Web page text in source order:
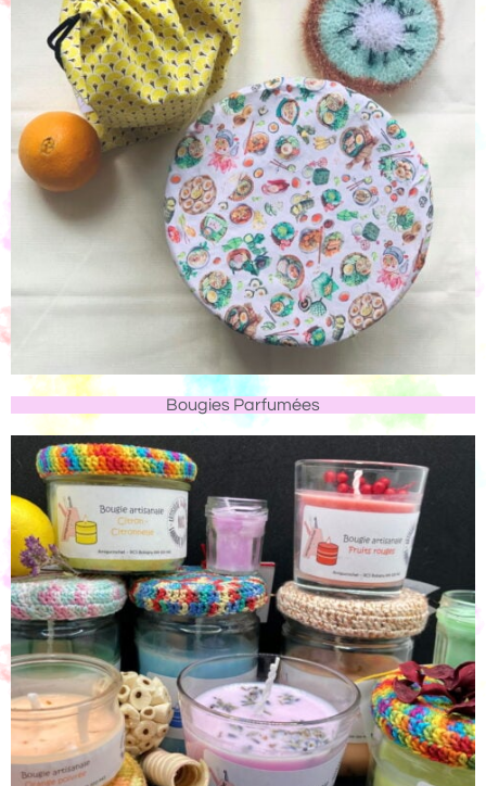
Bougies Parfumées